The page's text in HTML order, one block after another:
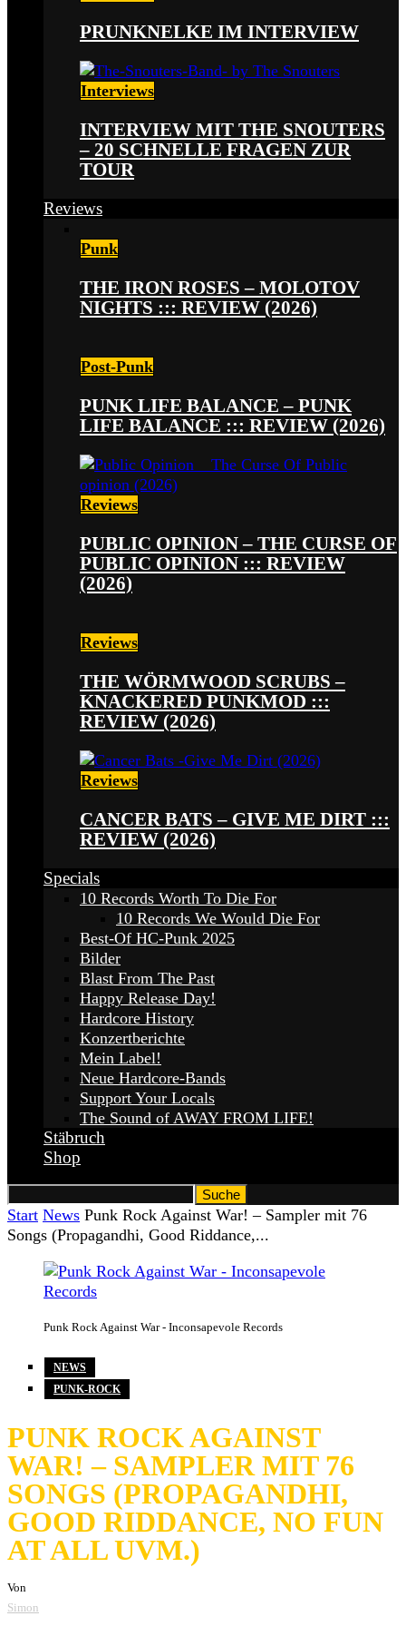
PRUNKNELKE IM INTERVIEW
Interviews
INTERVIEW MIT THE SNOUTERS
– 20 SCHNELLE FRAGEN ZUR
TOUR
Reviews
Punk
THE IRON ROSES – MOLOTOV
NIGHTS ::: REVIEW (2026)
Post-Punk
PUNK LIFE BALANCE – PUNK
LIFE BALANCE ::: REVIEW (2026)
Reviews
PUBLIC OPINION – THE CURSE OF
PUBLIC OPINION ::: REVIEW
(2026)
Reviews
THE WÖRMWOOD SCRUBS –
KNACKERED PUNKMOD :::
REVIEW (2026)
Reviews
CANCER BATS – GIVE ME DIRT :::
REVIEW (2026)
Specials
10 Records Worth To Die For
10 Records We Would Die For
Best-Of HC-Punk 2025
Bilder
Blast From The Past
Happy Release Day!
Hardcore History
Konzertberichte
Mein Label!
Neue Hardcore-Bands
Support Your Locals
The Sound of AWAY FROM LIFE!
Stäbruch
Shop
Start News Punk Rock Against War! – Sampler mit 76
Songs (Propagandhi, Good Riddance,...
Punk Rock Against War - Inconsapevole Records
NEWS
PUNK-ROCK
PUNK ROCK AGAINST
WAR! – SAMPLER MIT 76
SONGS (PROPAGANDHI,
GOOD RIDDANCE, NO FUN
AT ALL UVM.)
Von
Simon